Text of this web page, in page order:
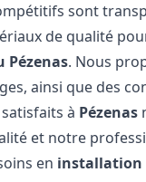
sont
de qualité
Pézenas. Nous
ainsi que des
à Pézenas
et notre
en installation